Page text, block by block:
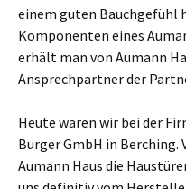
einem guten Bauchgefühl
Komponenten eines
erhält man von Aumann
Ansprechpartner der
Heute waren wir bei der
Burger GmbH in
Aumann Haus die